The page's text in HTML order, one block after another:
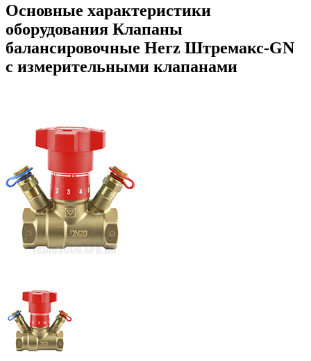
Основные характеристики
оборудования Клапаны
балансировочные Herz Штремакс-GN
c измерительными клапанами